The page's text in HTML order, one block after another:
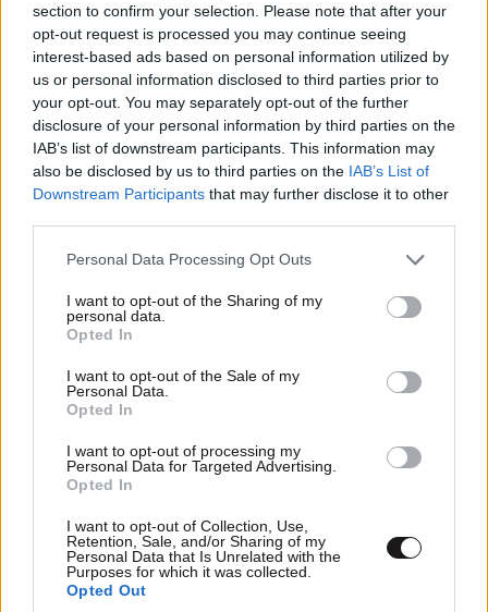
section to confirm your selection. Please note that after your
opt-out request is processed you may continue seeing
interest-based ads based on personal information utilized by
us or personal information disclosed to third parties prior to
your opt-out. You may separately opt-out of the further
disclosure of your personal information by third parties on the
IAB’s list of downstream participants. This information may
also be disclosed by us to third parties on the IAB’s List of
Downstream Participants that may further disclose it to other
Please note that this website/app uses one or more Google
not limited to your visit or usage behaviour. You may click to
grant or deny consent to Google and its third-party tags to
use your data for below specified purposes in below Google
consent section.
Personal Data Processing Opt Outs
I want to opt-out of the Sharing of my
personal data.
Opted In
I want to opt-out of the Sale of my
Personal Data.
Opted In
I want to opt-out of processing my
Personal Data for Targeted Advertising.
Opted In
I want to opt-out of Collection, Use,
Retention, Sale, and/or Sharing of my
Personal Data that Is Unrelated with the
Purposes for which it was collected.
Opted Out
τους πυρόπληκτους – Ποιοι δικαιούνται την
προσωρινή οικονομική ανάσα